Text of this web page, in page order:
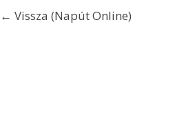
← Vissza (Napút Online)